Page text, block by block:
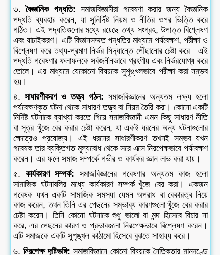
৩.বৈজ্ঞানিক পদ্ধতি: সমাজবিজ্ঞানীরা গবেষণা করার জন্য বৈজ্ঞানিক
পদ্ধতি ব্যবহার করেন, যা সুনির্দিষ্ট নিয়ম ও নীতির ওপর ভিত্তি করে
গঠিত। এই পদ্ধতিগুলোর মধ্যে রয়েছে তথ্য সংগ্রহ, উপাত্ত বিশ্লেষণ
এবং যাচাইকরণ। এটি বিজ্ঞানসম্মত পদ্ধতির মাধ্যমে পর্যবেক্ষণ, পরীক্ষা ও
বিশ্লেষণ করে তথ্য-প্রমাণ নির্ভর সিদ্ধান্তে পৌঁছানোর চেষ্টা করে। এই
পদ্ধতি গবেষণার ফলাফলকে সর্বজনীনভাবে গ্রহণীয় এবং নির্ভরযোগ্য করে
তোলে। এর মাধ্যমে যেকোনো বিষয়কে সুশৃঙ্খলভাবে পরীক্ষা করা সম্ভব
হয়।
৪.সাধারণীকরণ ও তত্ত্ব গঠন: সমাজবিজ্ঞানের অন্যতম লক্ষ্য হলো
পর্যবেক্ষণকৃত ঘটনা থেকে সাধারণ তত্ত্ব বা নিয়ম তৈরি করা। কোনো একটি
নির্দিষ্ট ঘটনাকে ব্যাখ্যা করতে গিয়ে সমাজবিজ্ঞানী এমন কিছু সাধারণ নীতি
বা সূত্র খুঁজে বের করার চেষ্টা করেন, যা একই ধরনের অন্য ঘটনাগুলোর
ক্ষেত্রেও প্রযোজ্য। এই ধরনের সাধারণীকরণ তখনই সম্ভব যখন
গবেষক তার ব্যক্তিগত মূল্যবোধ থেকে সরে এসে নিরপেক্ষভাবে পর্যবেক্ষণ
করেন। এর ফলে সমাজ সম্পর্কে গভীর ও কার্যকর জ্ঞান লাভ করা যায়।
৫. কার্যকারণ সম্পর্ক: সমাজবিজ্ঞানের গবেষণার অন্যতম কাজ হলো
সামাজিক ঘটনাবলির মধ্যে কার্যকারণ সম্পর্ক খুঁজে বের করা। একজন
গবেষক যখন একটি সামাজিক সমস্যা যেমন অপরাধ বা বেকারত্ব নিয়ে
কাজ করেন, তখন তিনি এর পেছনের সম্ভাব্য কারণগুলো খুঁজে বের করার
চেষ্টা করেন। তিনি কোনো ঘটনাকে শুধু ভালো বা মন্দ হিসেবে বিচার না
করে, এর পেছনের কারণ ও প্রভাবগুলো নিরপেক্ষভাবে বিশ্লেষণ করেন।
এটি সমাজকে একটি সুশৃঙ্খল কাঠামো হিসেবে বুঝতে সাহায্য করে।
৬.নিরপেক্ষ দৃষ্টিভঙ্গি: সমাজবিজ্ঞানে কোনো বিষয়কে নৈতিকতার মানদণ্ডে